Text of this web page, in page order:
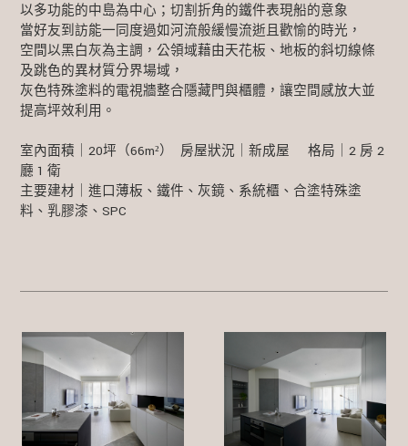
以多功能的中島為中心；切割折角的鐵件表現船的意象
當好友到訪能一同度過如河流般緩慢流逝且歡愉的時光，
空間以黑白灰為主調，公領域藉由天花板、地板的斜切線條
及跳色的異材質分界場域，
灰色特殊塗料的電視牆整合隱藏門與櫃體，讓空間感放大並
提高坪效利用。
室內面積｜20坪（66m²） 房屋狀況｜新成屋 格局｜2 房 2
廳 1 衛
主要建材｜進口薄板、鐵件、灰鏡、系統櫃、合塗特殊塗
料、乳膠漆、SPC